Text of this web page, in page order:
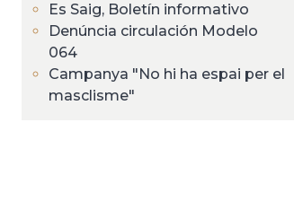
Es Saig, Boletín informativo
Denúncia circulación Modelo
064
Campanya "No hi ha espai per el
masclisme"